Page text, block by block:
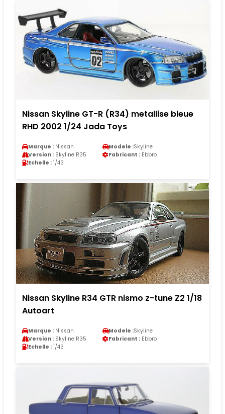
Nissan Skyline GT-R (R34) metallise bleue
RHD 2002 1/24 Jada Toys
Marque : Nissan Modele :Skyline
Version : Skyline R35 Fabricant : Ebbro
Echelle : 1/43
Nissan Skyline R34 GTR nismo z-tune Z2 1/18
Autoart
Marque : Nissan Modele :Skyline
Version : Skyline R35 Fabricant : Ebbro
Echelle : 1/43